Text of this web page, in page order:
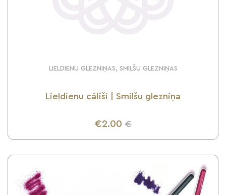
LIELDIENU GLEZNIŅAS, SMILŠU GLEZNIŅAS
Lieldienu cālīši | Smilšu glezniņa
€2.00 €
UZZINI VAIRĀK